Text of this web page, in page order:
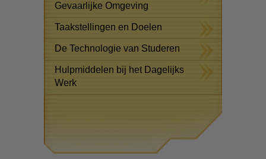
Gevaarlijke Omgeving
Taakstellingen en Doelen
De Technologie van Studeren
Hulpmiddelen bij het Dagelijks
Werk